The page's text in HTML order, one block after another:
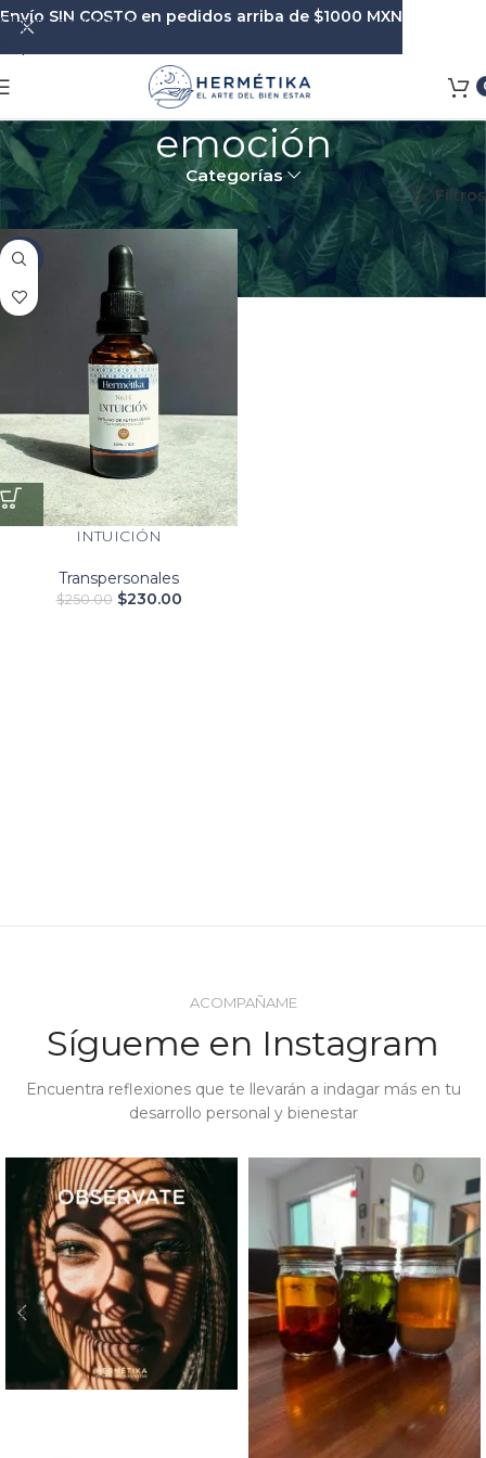
Skip to navigation
emoción
Categorías
Inicio Productos etiquetados “emoción” Filtros
-8%
INTUICIÓN
Transpersonales
$250.00 $230.00
ACOMPAÑAME
Sígueme en Instagram
Encuentra reflexiones que te llevarán a indagar más en tu
desarrollo personal y bienestar
Envío SIN COSTO en pedidos arriba de $1000 MXN